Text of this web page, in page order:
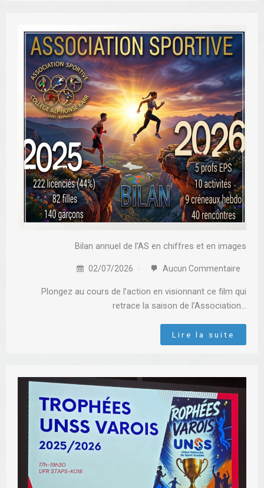
Bilan annuel de l’AS en chiffres et en images
02/07/2026 Aucun Commentaire
Plongez au cours de l’action en visionnant ce film qui
retrace la saison de l’Association…
Lire la suite